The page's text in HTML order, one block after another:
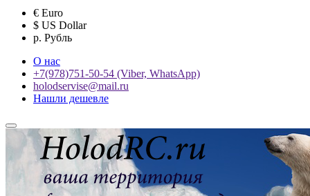
€ Euro
$ US Dollar
р. Рубль
О нас
+7(978)751-50-54 (Viber, WhatsApp)
holodservise@mail.ru
Нашли дешевле